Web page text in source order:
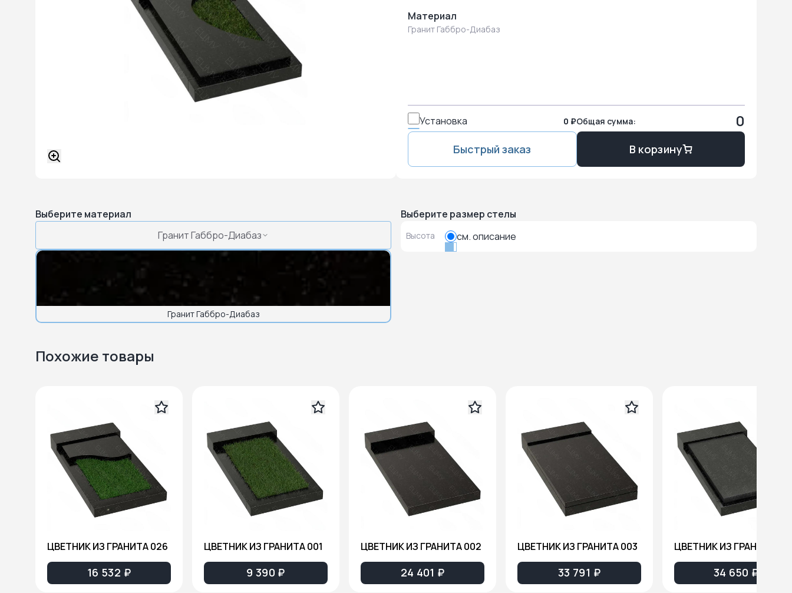
Материал
Гранит Габбро-Диабаз
Установка 0 ₽Общая сумма: 0
Быстрый заказ В корзину
Выберите материал
Гранит Габбро-Диабаз
Гранит Габбро-Диабаз
Выберите размер стелы
Высота см. описание
Похожие товары
ЦВЕТНИК ИЗ ГРАНИТА 026
16 532 ₽
ЦВЕТНИК ИЗ ГРАНИТА 001
9 390 ₽
ЦВЕТНИК ИЗ ГРАНИТА 002
24 401 ₽
ЦВЕТНИК ИЗ ГРАНИТА 003
33 791 ₽
ЦВЕТНИК ИЗ ГРАНИТА
34 650 ₽